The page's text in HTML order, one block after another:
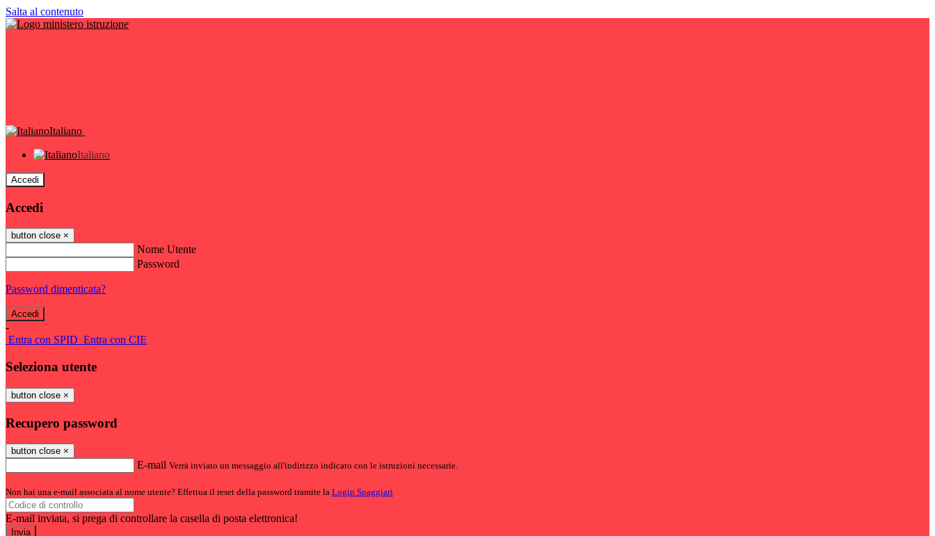
Salta al contenuto
Italiano
Italiano
Accedi
Accedi
button close ×
Nome Utente
Password
Password dimenticata?
-
Entra con SPID Entra con CIE
Seleziona utente
button close ×
Recupero password
button close ×
E-mail Verrà inviato un messaggio all'indirizzo indicato con le istruzioni necessarie.
Non hai una e-mail associata al nome utente? Effettua il reset della password tramite la Login Spaggiari
E-mail inviata, si prega di controllare la casella di posta elettronica!